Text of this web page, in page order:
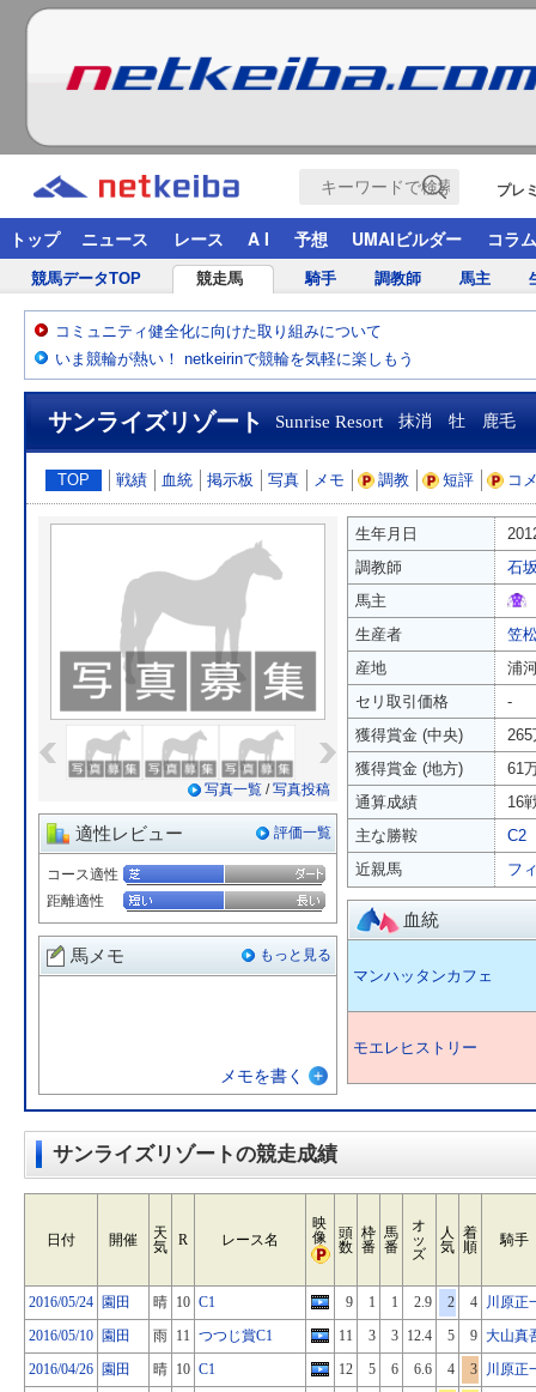
プレ
トップ ニュース レース A I 予想 UMAIビルダー コラム
競馬データTOP 競走馬 騎手 調教師 馬主
コミュニティ健全化に向けた取り組みについて
いま競輪が熱い！ netkeirinで競輪を気軽に楽しもう
サンライズリゾート Sunrise Resort 抹消 牡 鹿毛
TOP 戦績 血統 掲示板 写真 メモ 調教 短評 コ
写真一覧 /写真投稿
適性レビュー 評価一覧
コース適性
距離適性
馬メモ もっと見る
メモを書く
生年月日
調教師
石
馬主
生産者
笠
産地
浦
セリ取引価格
-
獲得賞金 (中央)
265
獲得賞金 (地方)
61
通算成績
16
主な勝鞍
C2
近親馬
フ
血統
マンハッタンカフェ
モエレヒストリー
サンライズリゾートの競走成績
日付 開催
天
気
R レース名
映
像
頭
数
枠
番
馬
番
オ
ッ
ズ
人
気
着
順
騎手
2016/05/24 園田 晴 10 C1 9 1 1 2.9 2 4
川原正
2016/05/10 園田 雨 11 つつじ賞C1 11 3 3 12.4 5 9 大山真
2016/04/26 園田 晴 10 C1 12 5 6 6.6 4 3
川原正